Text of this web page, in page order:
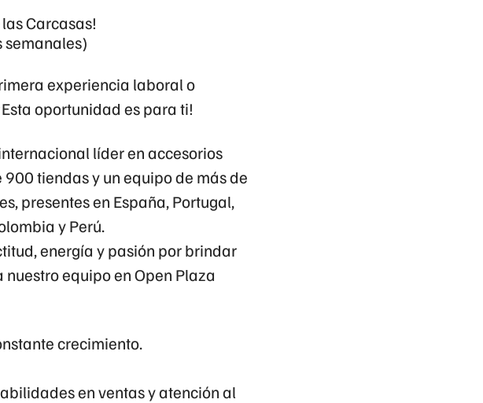
Carcasas!
semanales)
experiencia laboral o
oportunidad es para ti!
líder en accesorios
900 tiendasy un equipo de más de
, presentes en España, Portugal,
y Perú.
energía y pasión por brindar
equipo enOpen Plaza
crecimiento.
en ventas y atención al